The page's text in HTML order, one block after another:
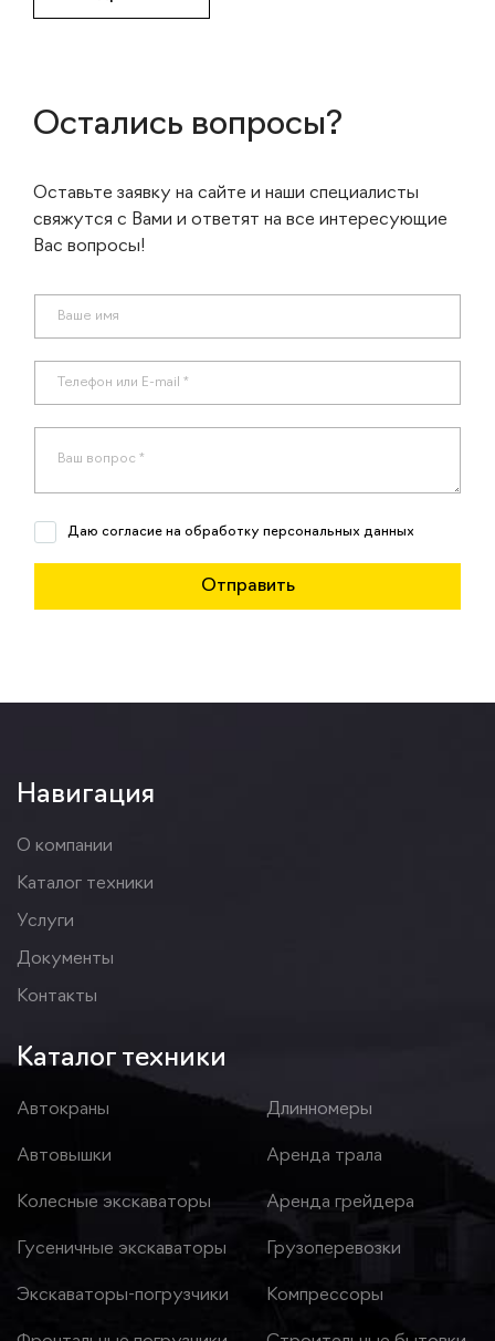
Остались вопросы?
Оставьте заявку на сайте и наши специалисты
свяжутся с Вами и ответят на все интересующие
Вас вопросы!
Даю согласие на обработку персональных данных
Навигация
О компании
Каталог техники
Услуги
Документы
Контакты
Каталог техники
Автокраны
Автовышки
Колесные экскаваторы
Гусеничные экскаваторы
Экскаваторы-погрузчики
Длинномеры
Аренда трала
Аренда грейдера
Грузоперевозки
Компрессоры